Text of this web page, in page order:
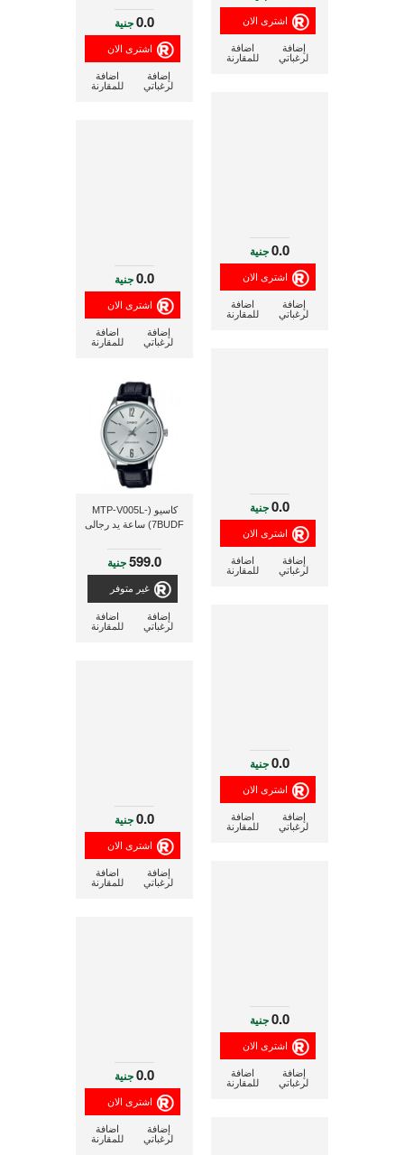
إضافة
لرغباتي
اضافة
للمقارنة
0.0جنية
إضافة
لرغباتي
اضافة
للمقارنة
0.0جنية
إضافة
لرغباتي
اضافة
للمقارنة
0.0جنية
إضافة
لرغباتي
اضافة
للمقارنة
0.0جنية
إضافة
لرغباتي
اضافة
للمقارنة
كاسيو (MTP-V005L-
7BUDF) ساعة يد رجالى
599.0جنية
غير متوفر
إضافة
لرغباتي
اضافة
للمقارنة
0.0جنية
إضافة
لرغباتي
اضافة
للمقارنة
0.0جنية
إضافة
لرغباتي
اضافة
للمقارنة
0.0جنية
إضافة
لرغباتي
اضافة
للمقارنة
0.0جنية
إضافة
لرغباتي
اضافة
للمقارنة